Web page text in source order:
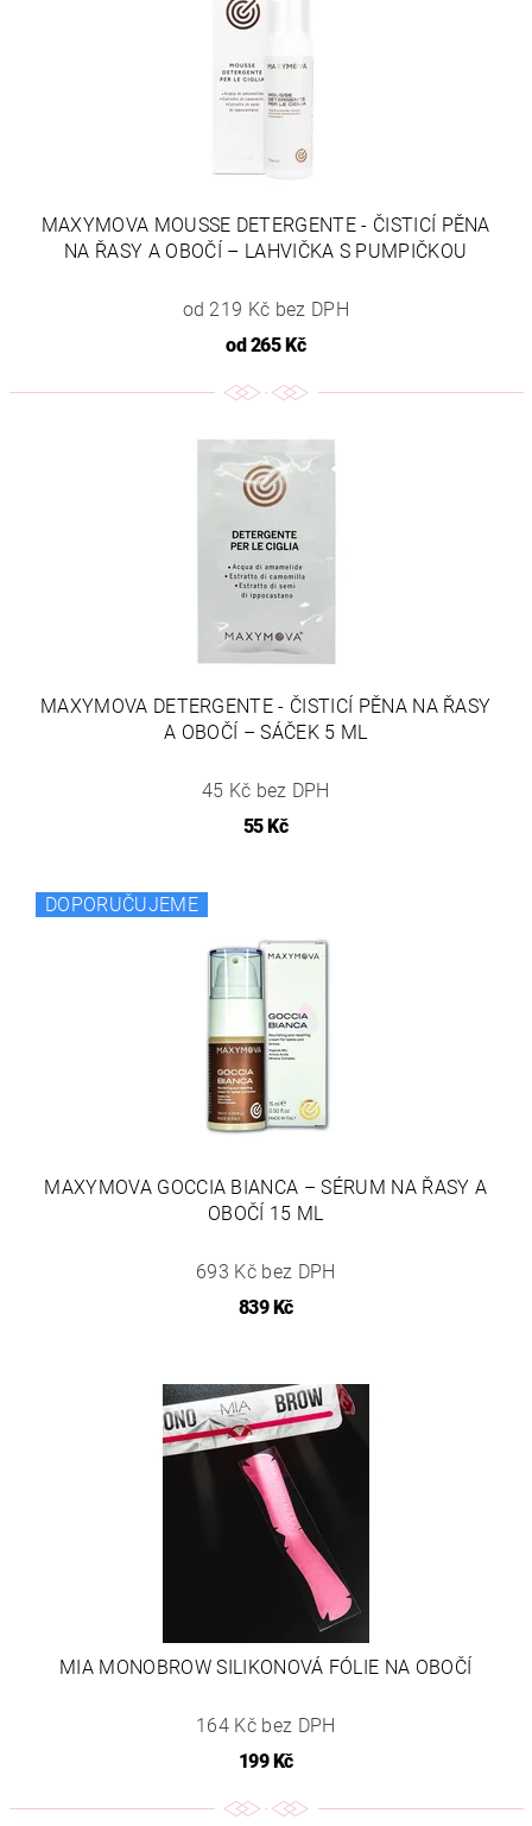
MAXYMOVA MOUSSE DETERGENTE - ČISTICÍ PĚNA
NA ŘASY A OBOČÍ – LAHVIČKA S PUMPIČKOU
od 219 Kč bez DPH
od 265 Kč
MAXYMOVA DETERGENTE - ČISTICÍ PĚNA NA ŘASY
A OBOČÍ – SÁČEK 5 ML
45 Kč bez DPH
55 Kč
DOPORUČUJEME
MAXYMOVA GOCCIA BIANCA – SÉRUM NA ŘASY A
OBOČÍ 15 ML
693 Kč bez DPH
839 Kč
MIA MONOBROW SILIKONOVÁ FÓLIE NA OBOČÍ
164 Kč bez DPH
199 Kč